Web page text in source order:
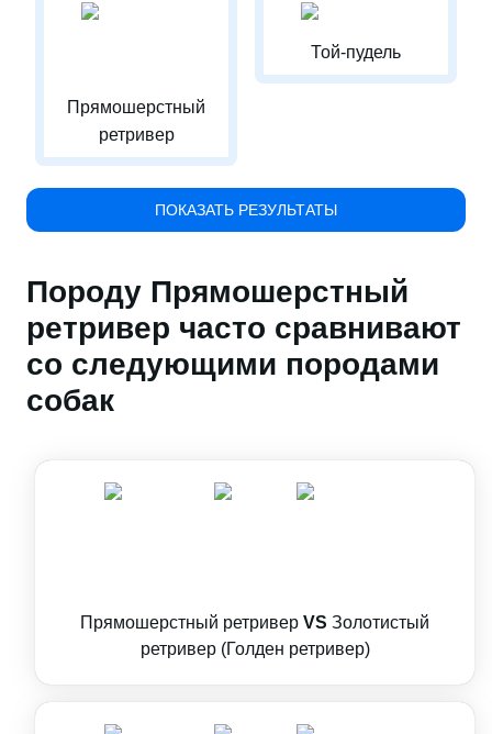
Прямошерстный
ретривер
Той-пудель
ПОКАЗАТЬ РЕЗУЛЬТАТЫ
Породу Прямошерстный
ретривер часто сравнивают
со следующими породами
собак
Прямошерстный ретривер VS Золотистый
ретривер (Голден ретривер)